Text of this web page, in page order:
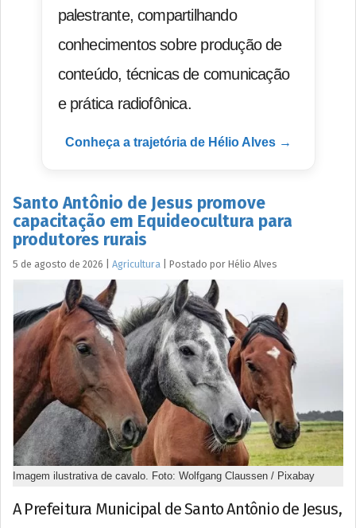
palestrante, compartilhando
conhecimentos sobre produção de
conteúdo, técnicas de comunicação
e prática radiofônica.
Conheça a trajetória de Hélio Alves →
Santo Antônio de Jesus promove
capacitação em Equideocultura para
produtores rurais
5 de agosto de 2026 Agricultura Postado por Hélio Alves
Imagem ilustrativa de cavalo. Foto: Wolfgang Claussen / Pixabay
A Prefeitura Municipal de Santo Antônio de Jesus,